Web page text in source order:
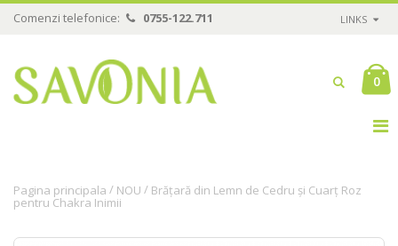
Comenzi telefonice: 0755-122.711 LINKS
0
Pagina principala / NOU / Brățară din Lemn de Cedru și Cuarț Roz
pentru Chakra Inimii